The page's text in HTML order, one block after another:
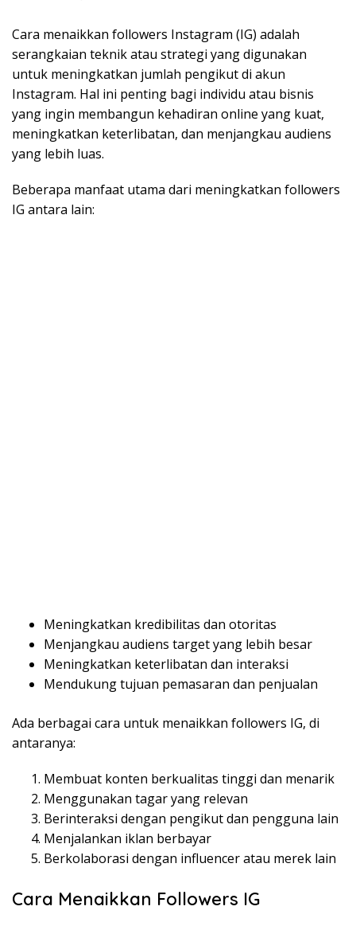
Cara menaikkan followers Instagram (IG) adalah
serangkaian teknik atau strategi yang digunakan
untuk meningkatkan jumlah pengikut di akun
Instagram. Hal ini penting bagi individu atau bisnis
yang ingin membangun kehadiran online yang kuat,
meningkatkan keterlibatan, dan menjangkau audiens
yang lebih luas.
Beberapa manfaat utama dari meningkatkan followers
IG antara lain:
Meningkatkan kredibilitas dan otoritas
Menjangkau audiens target yang lebih besar
Meningkatkan keterlibatan dan interaksi
Mendukung tujuan pemasaran dan penjualan
Ada berbagai cara untuk menaikkan followers IG, di
antaranya:
Membuat konten berkualitas tinggi dan menarik
Menggunakan tagar yang relevan
Berinteraksi dengan pengikut dan pengguna lain
Menjalankan iklan berbayar
Berkolaborasi dengan influencer atau merek lain
Cara Menaikkan Followers IG